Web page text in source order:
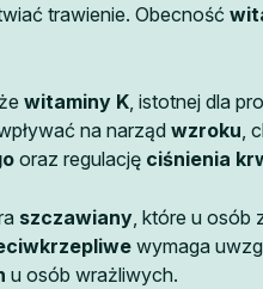
trawienie. Obecność
witaminy K, istotnej dla
na narząd wzroku,
oraz regulację ciśnienia
szczawiany, które u osób
wymaga
u osób wrażliwych.